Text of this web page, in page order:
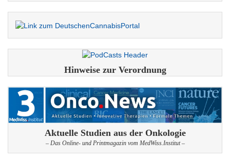
Hinweise zur Verordnung
Aktuelle Studien aus der Onkologie
– Das Online- und Printmagazin vom MedWiss.Institut –